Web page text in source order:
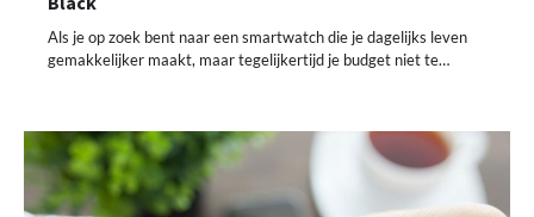
Als je op zoek bent naar een smartwatch die je dagelijks leven
gemakkelijker maakt, maar tegelijkertijd je budget niet te…